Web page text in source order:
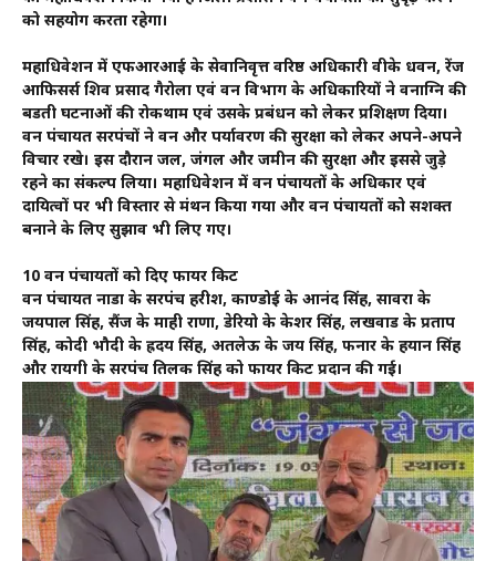
को सहयोग करता रहेगा।
महाधिवेशन में एफआरआई के सेवानिवृत्त वरिष्ठ अधिकारी वीके धवन, रेंज
आफिसर्स शिव प्रसाद गैरोला एवं वन विभाग के अधिकारियों ने वनाग्नि की
बडती घटनाओं की रोकथाम एवं उसके प्रबंधन को लेकर प्रशिक्षण दिया।
वन पंचायत सरपंचों ने वन और पर्यावरण की सुरक्षा को लेकर अपने-अपने
विचार रखे। इस दौरान जल, जंगल और जमीन की सुरक्षा और इससे जुड़े
रहने का संकल्प लिया। महाधिवेशन में वन पंचायतों के अधिकार एवं
दायित्वों पर भी विस्तार से मंथन किया गया और वन पंचायतों को सशक्त
बनाने के लिए सुझाव भी लिए गए।
10 वन पंचायतों को दिए फायर किट
वन पंचायत नाडा के सरपंच हरीश, काण्डोई के आनंद सिंह, सावरा के
जयपाल सिंह, सैंज के माही राणा, डेरियो के केशर सिंह, लखवाड के प्रताप
सिंह, कोदी भौदी के ह्रदय सिंह, अतलेऊ के जय सिंह, फनार के हयान सिंह
और रायगी के सरपंच तिलक सिंह को फायर किट प्रदान की गई।